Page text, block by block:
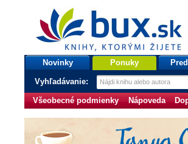
bux.sk
knihy, ktorými žijete
Úvodná stránka
Novinky Ponuky
Vyhľadávanie:
Všeobecné podmienky Nápoveda